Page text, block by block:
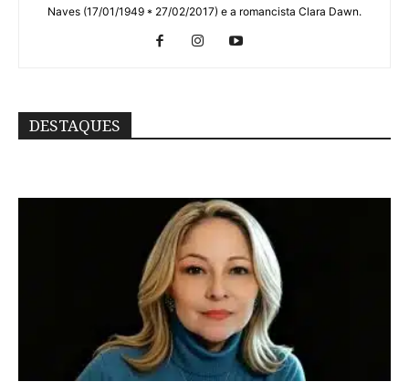
Naves (17/01/1949 * 27/02/2017) e a romancista Clara Dawn.
DESTAQUES